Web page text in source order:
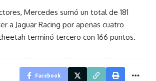
Mercedes sumó un total de 181
a Jaguar Racing por apenas cuatro
terminó tercero con 166 puntos.
Facebook